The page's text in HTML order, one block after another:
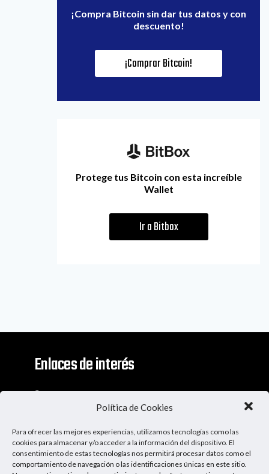
Política de Cookies
Para ofrecer las mejores experiencias, utilizamos tecnologías como las
cookies para almacenar y/o acceder a la información del dispositivo. El
consentimiento de estas tecnologías nos permitirá procesar datos como el
comportamiento de navegación o las identificaciones únicas en este sitio.
¡Compra Bitcoin sin dar tus datos y con
descuento!
¡Comprar Bitcoin!
Protege tus Bitcoin con esta increíble
Wallet
Ir a Bitbox
Enlaces de interés
Contacto
Descargo De Responsabilidad
Apoya al Podcast
Ser Patrocinador